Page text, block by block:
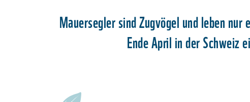
Mauersegler sind Zugvögel und leben
Ende April in der Schweiz